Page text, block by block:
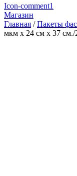
Icon-comment1
Магазин
Главная /Пакеты
мкм х 24 см х 37 см./